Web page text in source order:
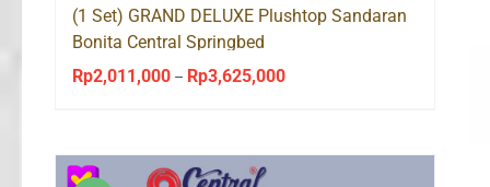
(1 Set) GRAND DELUXE Plushtop Sandaran
Bonita Central Springbed
Rp2,011,000 – Rp3,625,000Price